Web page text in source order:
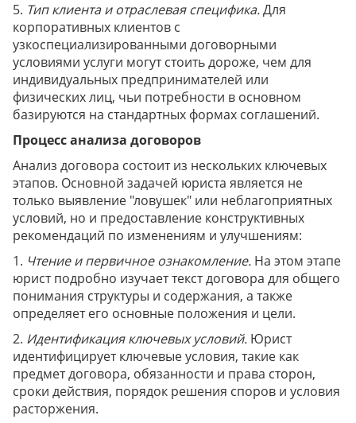
5. Тип клиента и отраслевая специфика.Для
корпоративных клиентов с
узкоспециализированными договорными
условиями услуги могут стоить дороже, чем для
индивидуальных предпринимателей или
физических лиц, чьи потребности в основном
базируются на стандартных формах соглашений.
Процесс анализа договоров
Анализ договора состоит из нескольких ключевых
этапов. Основной задачей юриста является не
только выявление "ловушек" или неблагоприятных
условий, но и предоставление конструктивных
рекомендаций по изменениям и улучшениям:
1. Чтение и первичное ознакомление. На этом этапе
юрист подробно изучает текст договора для общего
понимания структуры и содержания, а также
определяет его основные положения и цели.
2. Идентификация ключевых условий. Юрист
идентифицирует ключевые условия, такие как
предмет договора, обязанности и права сторон,
сроки действия, порядок решения споров и условия
расторжения.